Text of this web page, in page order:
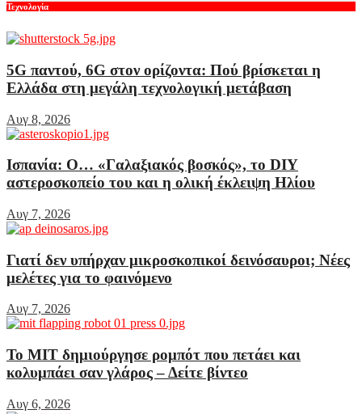
Τεχνολογία
5G παντού, 6G στον ορίζοντα: Πού βρίσκεται η
Ελλάδα στη μεγάλη τεχνολογική μετάβαση
Αυγ 8, 2026
Ισπανία: Ο… «Γαλαξιακός βοσκός», το DIY
αστεροσκοπείο του και η ολική έκλειψη Ηλίου
Αυγ 7, 2026
Γιατί δεν υπήρχαν μικροσκοπικοί δεινόσαυροι; Νέες
μελέτες για το φαινόμενο
Αυγ 7, 2026
Το MIT δημιούργησε ρομπότ που πετάει και
κολυμπάει σαν γλάρος – Δείτε βίντεο
Αυγ 6, 2026